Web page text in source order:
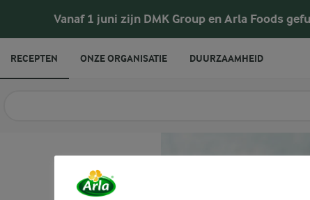
Vanaf 1 juni zijn DMK Group en Arla Foods
RECEPTEN ONZE ORGANISATIE DUURZAAMHEID